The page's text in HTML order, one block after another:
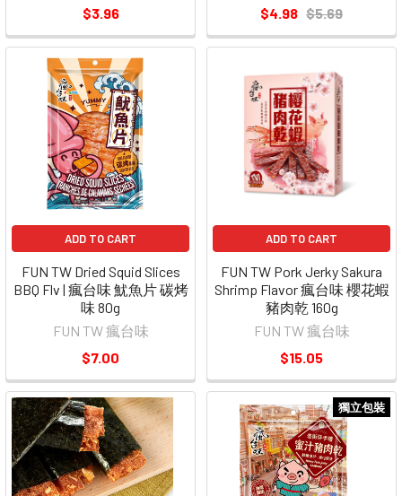
$3.96
$4.98 $5.69
ADD TO CART
FUN TW Dried Squid Slices
BBQ Flv | 瘋台味 魷魚片 碳烤
味 80g
FUN TW 瘋台味
$7.00
ADD TO CART
FUN TW Pork Jerky Sakura
Shrimp Flavor 瘋台味 櫻花蝦
豬肉乾 160g
FUN TW 瘋台味
$15.05
獨立包裝